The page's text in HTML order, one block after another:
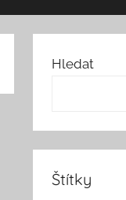
Hledat
Štítky